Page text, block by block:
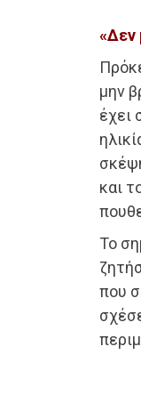
«Δεν
μην
έχει
και
Το
που